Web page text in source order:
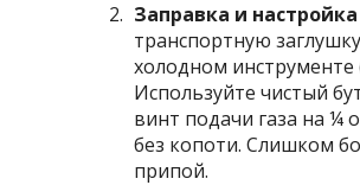
Заправка и
транспортную
холодном инструменте
Используйте чистый
винт подачи газа на
без копоти. Слишком
припой.